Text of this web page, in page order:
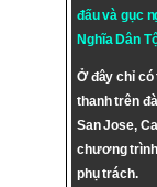
đấu và gục
Nghĩa Dân
Ở đây chỉ
thanh trên
San Jose,
chương trình
phụ trách.